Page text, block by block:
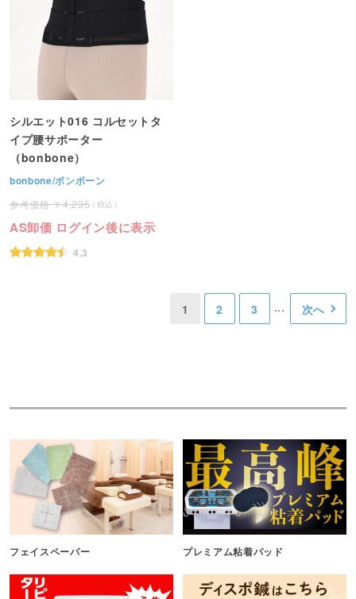
シルエット016 コルセットタ
イプ腰サポーター
（bonbone）
bonbone/ボンボーン
4,235
AS卸価 ログイン後に表示
4.3
1 2 3 次へ
フェイスペーパー プレミアム粘着パッド